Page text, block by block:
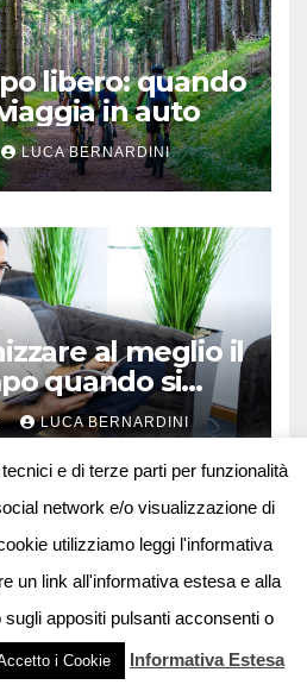
libero: quando
in auto
LUCA BERNARDINI
al meglio il
quando si
LUCA BERNARDINI
|Privacy Policy
e di terze parti per funzionalità
network e/o visualizzazione di
utilizziamo leggi l'informativa
un link all'informativa estesa e alla
appositi pulsanti acconsenti o
i Cookie Informativa Estesa